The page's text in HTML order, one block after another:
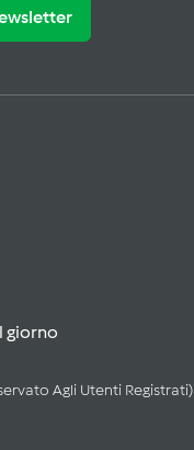
giorno
Agli Utenti Registrati)